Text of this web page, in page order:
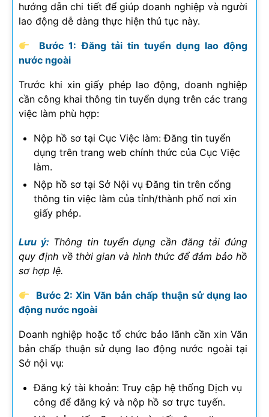
hướng dẫn chi tiết để giúp doanh nghiệp và người
lao động dễ dàng thực hiện thủ tục này.
Bước 1: Đăng tải tin tuyển dụng lao động
nước ngoài
Trước khi xin giấy phép lao động, doanh nghiệp
cần công khai thông tin tuyển dụng trên các trang
việc làm phù hợp:
Nộp hồ sơ tại Cục Việc làm: Đăng tin tuyển
dụng trên trang web chính thức của Cục Việc
làm.
Nộp hồ sơ tại Sở Nội vụ Đăng tin trên cổng
thông tin việc làm của tỉnh/thành phố nơi xin
giấy phép.
Lưu ý:Thông tin tuyển dụng cần đăng tải đúng
quy định về thời gian và hình thức để đảm bảo hồ
sơ hợp lệ.
Bước 2: Xin Văn bản chấp thuận sử dụng lao
động nước ngoài
Doanh nghiệp hoặc tổ chức bảo lãnh cần xin Văn
bản chấp thuận sử dụng lao động nước ngoài tại
Sở nội vụ:
Đăng ký tài khoản: Truy cập hệ thống Dịch vụ
công để đăng ký và nộp hồ sơ trực tuyến.